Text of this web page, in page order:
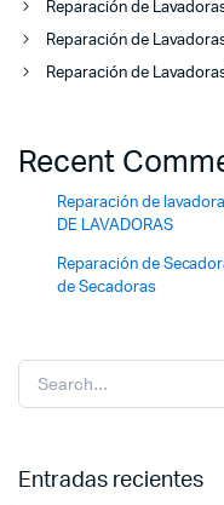
Reparación de
Reparación de
Reparación de
Recent
Reparación de
DE LAVADORAS
Reparación de
de Secadoras
Entradas recientes